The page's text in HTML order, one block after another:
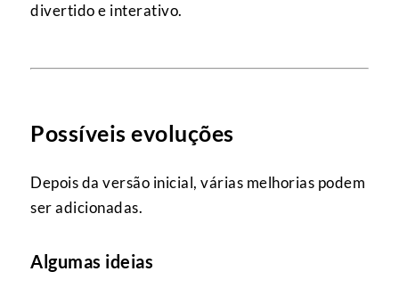
divertido e interativo.
Possíveis evoluções
Depois da versão inicial, várias melhorias podem
ser adicionadas.
Algumas ideias